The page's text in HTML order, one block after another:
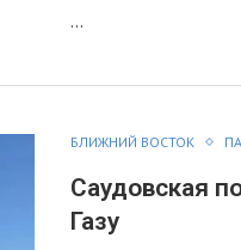
…
БЛИЖНИЙ ВОСТОК
Саудовская
Газу